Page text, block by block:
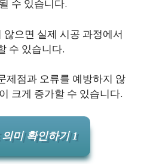
수 있습니다.
으면 실제 시공 과정에서
수 있습니다.
제점과 오류를 예방하지 않
크게 증가할 수 있습니다.
미 확인하기 1